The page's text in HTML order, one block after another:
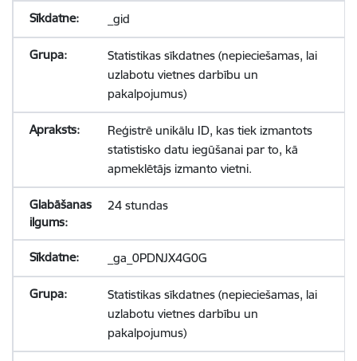
_gid
Statistikas sīkdatnes (nepieciešamas, lai
uzlabotu vietnes darbību un
pakalpojumus)
Reģistrē unikālu ID, kas tiek izmantots
statistisko datu iegūšanai par to, kā
apmeklētājs izmanto vietni.
24 stundas
_ga_0PDNJX4G0G
Statistikas sīkdatnes (nepieciešamas, lai
uzlabotu vietnes darbību un
pakalpojumus)